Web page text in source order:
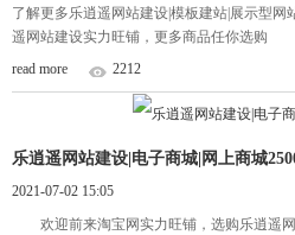
了解更多乐逍遥网站建设|模板建站|展示型网
遥网站建设实力旺铺，更多商品任你选购
read more
2212
乐逍遥网站建设|电子商城|网上商城
2021-07-02 15:05
欢迎前来淘宝网实力旺铺，选购乐逍遥